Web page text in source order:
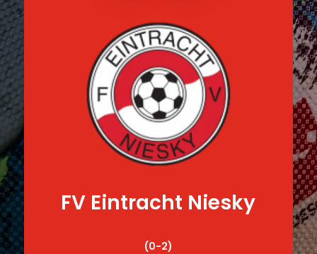
FV Eintracht Niesky
(0-2)